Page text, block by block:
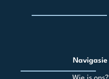
Navigasie